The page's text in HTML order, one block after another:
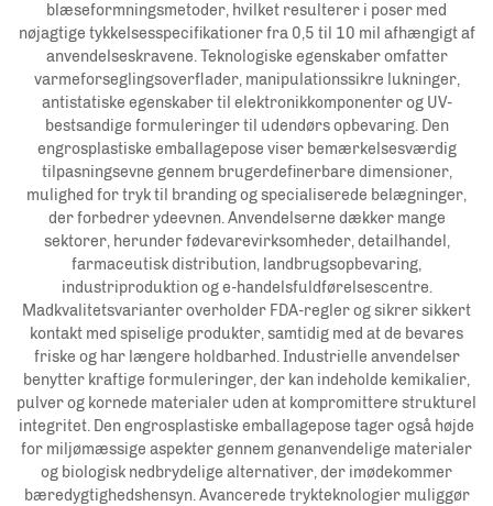
blæseformningsmetoder, hvilket resulterer i poser med
nøjagtige tykkelsesspecifikationer fra 0,5 til 10 mil afhængigt af
anvendelseskravene. Teknologiske egenskaber omfatter
varmeforseglingsoverflader, manipulationssikre lukninger,
antistatiske egenskaber til elektronikkomponenter og UV-
bestsandige formuleringer til udendørs opbevaring. Den
engrosplastiske emballagepose viser bemærkelsesværdig
tilpasningsevne gennem brugerdefinerbare dimensioner,
mulighed for tryk til branding og specialiserede belægninger,
der forbedrer ydeevnen. Anvendelserne dækker mange
sektorer, herunder fødevarevirksomheder, detailhandel,
farmaceutisk distribution, landbrugsopbevaring,
industriproduktion og e-handelsfuldførelsescentre.
Madkvalitetsvarianter overholder FDA-regler og sikrer sikkert
kontakt med spiselige produkter, samtidig med at de bevares
friske og har længere holdbarhed. Industrielle anvendelser
benytter kraftige formuleringer, der kan indeholde kemikalier,
pulver og kornede materialer uden at kompromittere strukturel
integritet. Den engrosplastiske emballagepose tager også højde
for miljømæssige aspekter gennem genanvendelige materialer
og biologisk nedbrydelige alternativer, der imødekommer
bæredygtighedshensyn. Avancerede trykteknologier muliggør